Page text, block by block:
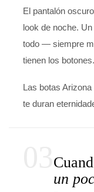
El pantalón
look de noche.
todo — siempre
tienen los botones.
Las botas
te duran
un